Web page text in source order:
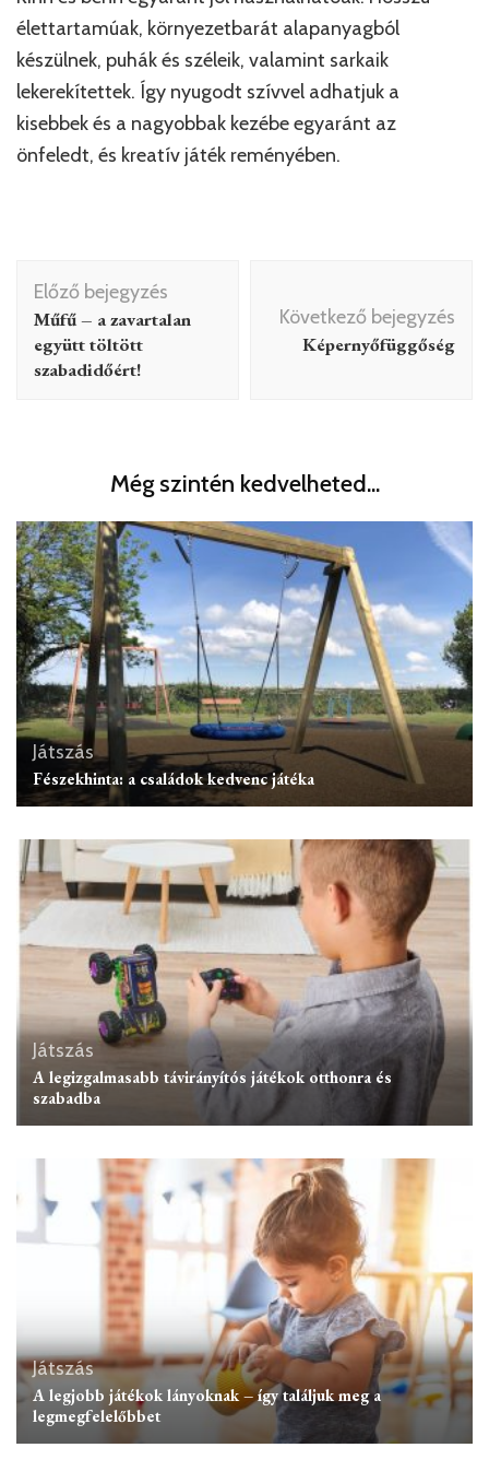
élettartamúak, környezetbarát alapanyagból
készülnek, puhák és széleik, valamint sarkaik
lekerekítettek. Így nyugodt szívvel adhatjuk a
kisebbek és a nagyobbak kezébe egyaránt az
önfeledt, és kreatív játék reményében.
Bejegyzés
navigáció
Előző bejegyzés
Műfű – a zavartalan
együtt töltött
szabadidőért!
Következő bejegyzés
Képernyőfüggőség
Még szintén kedvelheted...
Játszás
Fészekhinta: a családok kedvenc játéka
Játszás
A legizgalmasabb távirányítós játékok otthonra és
szabadba
Játszás
A legjobb játékok lányoknak – így találjuk meg a
legmegfelelőbbet